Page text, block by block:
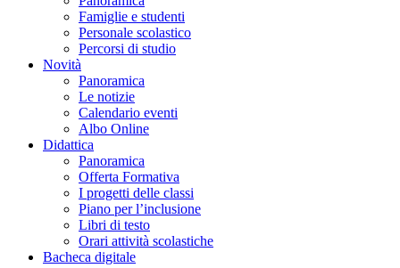
Famiglie e studenti
Personale scolastico
Percorsi di studio
Novità
Panoramica
Le notizie
Calendario eventi
Albo Online
Didattica
Panoramica
Offerta Formativa
I progetti delle classi
Piano per l’inclusione
Libri di testo
Orari attività scolastiche
Bacheca digitale